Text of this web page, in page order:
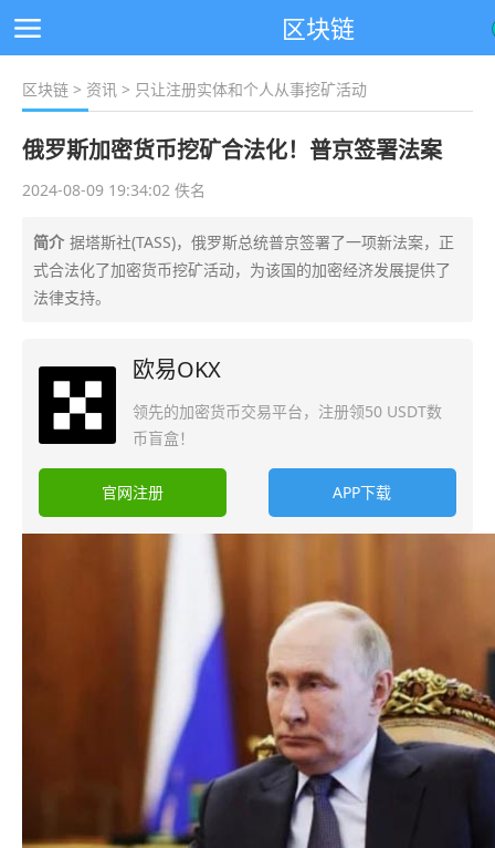
区块链
区块链 > 资讯 > 只让注册实体和个人从事挖矿活动
俄罗斯加密货币挖矿合法化！普京签署法案
2024-08-09 19:34:02 佚名
简介 据塔斯社(TASS)，俄罗斯总统普京签署了一项新法案，正
式合法化了加密货币挖矿活动，为该国的加密经济发展提供了
法律支持。
欧易OKX
领先的加密货币交易平台，注册领50 USDT数
币盲盒！
官网注册 APP下载